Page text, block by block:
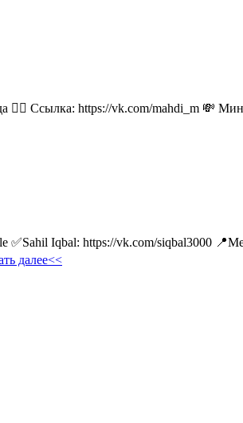
Ссылка: https://vk.com/mahdi_m 💸
✅Sahil Iqbal: https://vk.com/siqbal3000
далее<<